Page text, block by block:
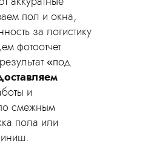
пол и окна,
за логистику
фотоотчет
«под
и
смежным
пола или